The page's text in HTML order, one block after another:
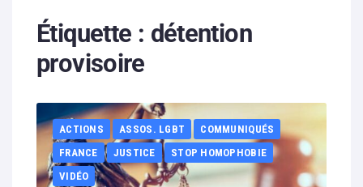
Contenus litigieux
Nous soutenir
Partenaires
Contacts
Étiquette : détention
provisoire
ACTIONS ASSOS. LGBT
COMMUNIQUÉS
FRANCE
JUSTICE
STOP HOMOPHOBIE
VIDÉO